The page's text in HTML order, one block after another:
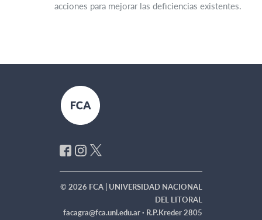
acciones para mejorar las deficiencias existentes.
© 2026 FCA | UNIVERSIDAD NACIONAL
DEL LITORAL
facagra@fca.unl.edu.ar · R.P.Kreder 2805